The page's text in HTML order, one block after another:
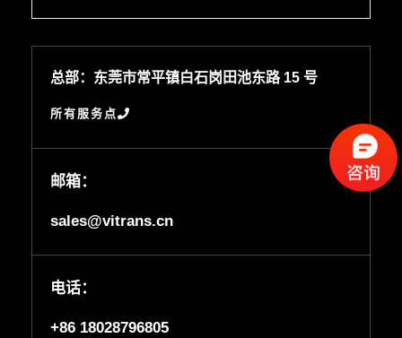
总部：东莞市常平镇白石岗田池东路 15 号
所有服务点
邮箱：
sales@vitrans.cn
电话：
+86 18028796805